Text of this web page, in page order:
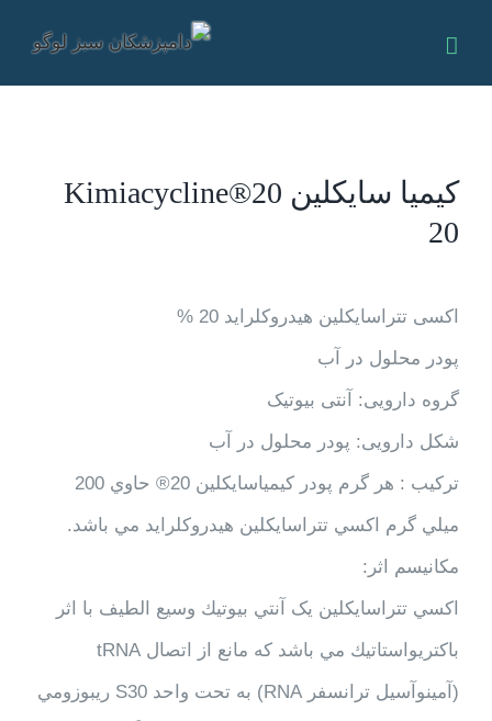
كيميا سایکلین 20®Kimiacycline
20
اکسی تتراسایکلین هیدروکلراید 20 %
پودر محلول در آب
گروه دارویی: آنتی بیوتیک
شکل دارویی: پودر محلول در آب
تركيب : هر گرم پودر كيمياسايكلين 20® حاوي 200
ميلي گرم اكسي تتراسايكلين هیدروکلراید مي باشد.
مكانيسم اثر:
اكسي تتراسايكلين یک آنتي بيوتيك وسيع الطيف با اثر
باكتريواستاتيك مي باشد كه مانع از اتصال tRNA
(آمينوآسيل ترانسفر RNA) به تحت واحد S30 ريبوزومي